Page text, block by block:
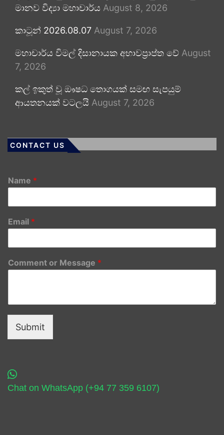
මානව විද්‍යා මහාචාර්ය August 8, 2026
කාටූන් 2026.08.07 August 7, 2026
මහාචාර්ය විමල් දිසානායක අභාවප්‍රාප්ත වේ August
7, 2026
කල් ඉකුත් වූ ඖෂධ තොගයක් සමඟ සැපයුම්
ආයතනයක් වටලයි August 7, 2026
CONTACT US
Name *
Email *
Comment or Message *
Submit
Chat on WhatsApp (+94 77 359 6107)